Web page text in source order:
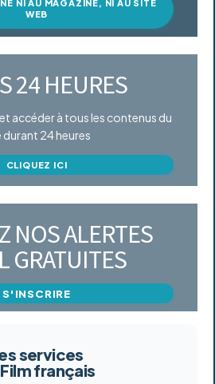
NI AU MAGAZINE, NI AU SITE
WEB
24 HEURES
accéder à tous les contenus du
durant 24 heures
CLIQUEZ ICI
NOS ALERTES
GRATUITES
S'INSCRIRE
services
français